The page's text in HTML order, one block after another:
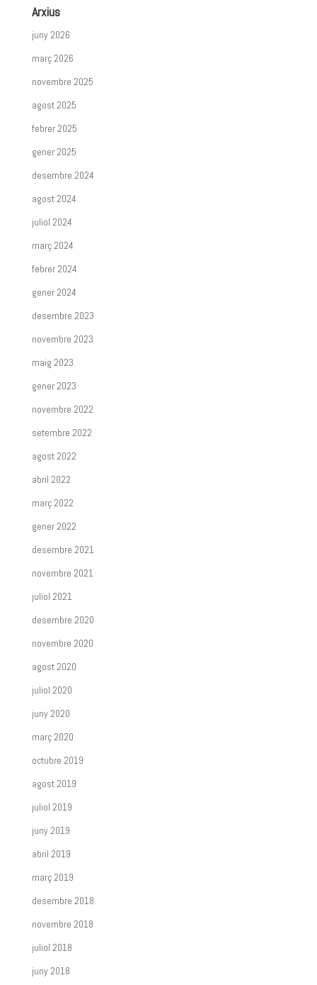
Arxius
juny 2026
març 2026
novembre 2025
agost 2025
febrer 2025
gener 2025
desembre 2024
agost 2024
juliol 2024
març 2024
febrer 2024
gener 2024
desembre 2023
novembre 2023
maig 2023
gener 2023
novembre 2022
setembre 2022
agost 2022
abril 2022
març 2022
gener 2022
desembre 2021
novembre 2021
juliol 2021
desembre 2020
novembre 2020
agost 2020
juliol 2020
juny 2020
març 2020
octubre 2019
agost 2019
juliol 2019
juny 2019
abril 2019
març 2019
desembre 2018
novembre 2018
juliol 2018
juny 2018